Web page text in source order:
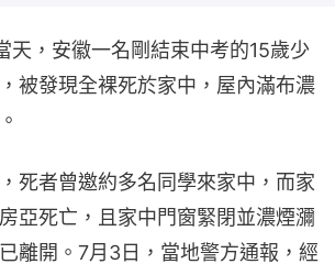
天，安徽一名剛結束中考的15歲少
被發現全裸死於家中，屋內滿布濃
死者曾邀約多名同學來家中，而家
亞死亡，且家中門窗緊閉並濃煙瀰
離開。7月3日，當地警方通報，經